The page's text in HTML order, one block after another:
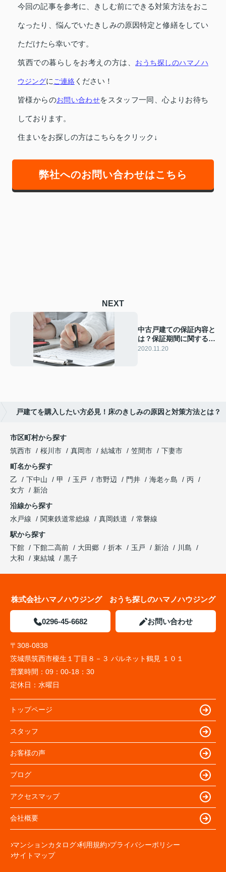
今回の記事を参考に、きしむ前にできる対策方法をおこ
なったり、悩んでいたきしみの原因特定と修繕をしてい
ただけたら幸いです。
筑西での暮らしをお考えの方は、 おうち探しのハマノハ
ウジングにご連絡 ください！
皆様からのお問い合わせをスタッフ一同、心よりお待ち
しております。
住まいをお探しの方はこちらをクリック↓
弊社へのお問い合わせはこちら
NEXT
中古戸建ての保証内容と
は？保証期間に関する注
意点もご紹介
2020.11.20
戸建てを購入したい方必見！床のきしみの原因と対策方法とは？
市区町村から探す
筑西市
桜川市 真岡市 結城市 笠間市
下妻市
町名から探す
乙
下中山 甲 玉戸 市野辺 門井 海老ヶ島
丙
女方
新治
沿線から探す
水戸線
関東鉄道常総線 真岡鉄道
常磐線
駅から探す
下館
下館二高前 大田郷 折本 玉戸 新治
川島
大和
東結城 黒子
株式会社ハマノハウジング おうち探しのハマノハウジング
0296-45-6682 お問い合わせ
〒308-0838
茨城県筑西市榎生１丁目８－３ パルネット鶴見 １０１
営業時間： 09：00-18：30
定休日： 水曜日
トップページ
スタッフ
お客様の声
ブログ
アクセスマップ
会社概要
マンションカタログ 利用規約 プライバシーポリシー
サイトマップ